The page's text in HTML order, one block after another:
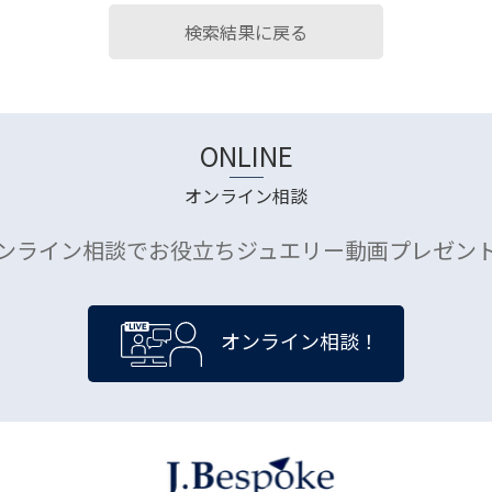
検索結果に戻る
ONLINE
オンライン相談
ライン相談でお役立ちジュエリー動画プレゼン
オンライン相談！